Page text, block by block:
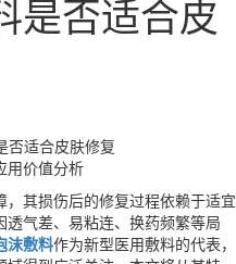
是否适合皮
用价值分析
其损伤后的修复过程依赖于适宜
气差、易粘连、换药频繁等局
沫敷料作为新型医用敷料的代表，